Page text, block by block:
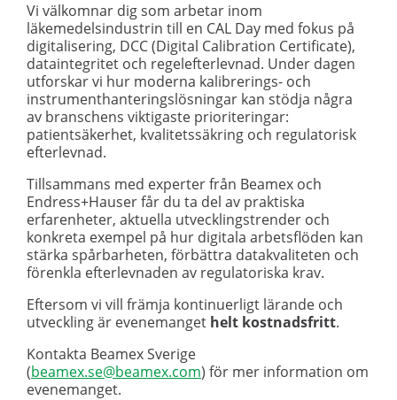
Vi välkomnar dig som arbetar inom
läkemedelsindustrin till en CAL Day med fokus på
digitalisering, DCC (Digital Calibration Certificate),
dataintegritet och regelefterlevnad. Under dagen
utforskar vi hur moderna kalibrerings- och
instrumenthanteringslösningar kan stödja några
av branschens viktigaste prioriteringar:
patientsäkerhet, kvalitetssäkring och regulatorisk
efterlevnad.
Tillsammans med experter från Beamex och
Endress+Hauser får du ta del av praktiska
erfarenheter, aktuella utvecklingstrender och
konkreta exempel på hur digitala arbetsflöden kan
stärka spårbarheten, förbättra datakvaliteten och
förenkla efterlevnaden av regulatoriska krav.
Eftersom vi vill främja kontinuerligt lärande och
utveckling är evenemanget helt kostnadsfritt.
Kontakta Beamex Sverige
(beamex.se@beamex.com) för mer information om
evenemanget.